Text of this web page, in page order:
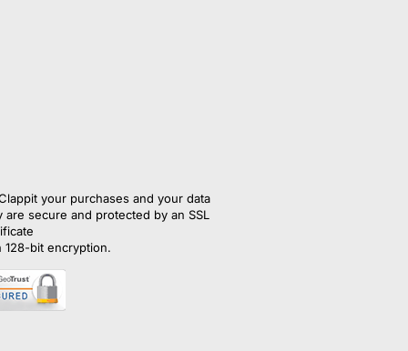
your purchases and your data
are secure and protected by an SSL
128-bit encryption.